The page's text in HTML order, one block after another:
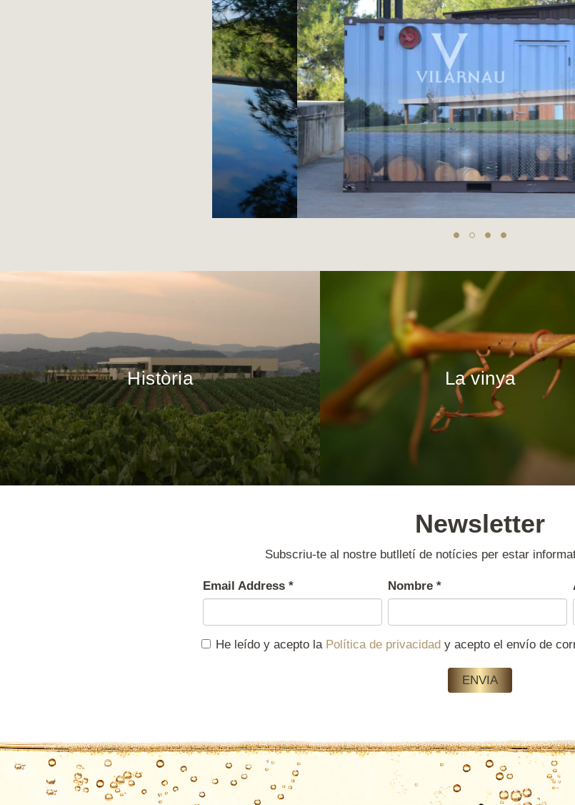
Història La vinya
Newsletter
Subscriu-te al nostre butlletí de notícies per estar
Email Address * Nombre *
He leído y acepto la Política de privacidad y acepto el envío de
ENVIA